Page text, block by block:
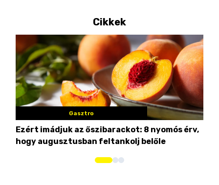
Cikkek
Gasztro
Ezért imádjuk az őszibarackot: 8 nyomós érv,
hogy augusztusban feltankolj belőle